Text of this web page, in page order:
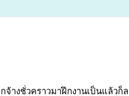
งชั่วคราวมาฝึกงานเป็นแล้วก็